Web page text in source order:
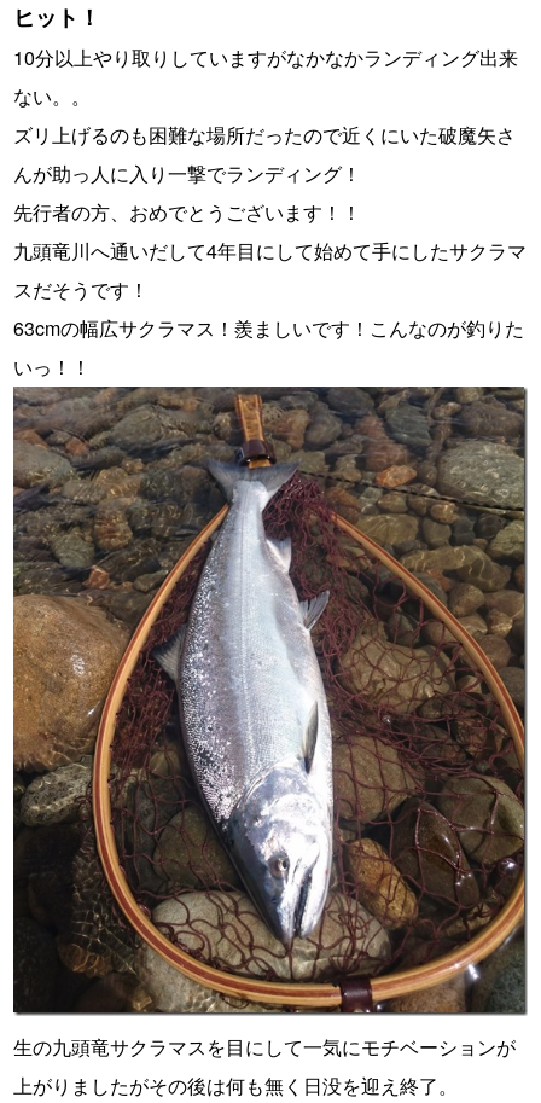
ヒット！
10分以上やり取りしていますがなかなかランディング出来
ない。。
ズリ上げるのも困難な場所だったので近くにいた破魔矢さ
んが助っ人に入り一撃でランディング！
先行者の方、おめでとうございます！！
九頭竜川へ通いだして4年目にして始めて手にしたサクラマ
スだそうです！
63cmの幅広サクラマス！羨ましいです！こんなのが釣りた
いっ！！
生の九頭竜サクラマスを目にして一気にモチベーションが
上がりましたがその後は何も無く日没を迎え終了。